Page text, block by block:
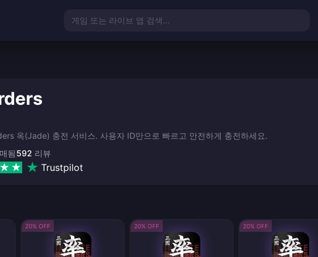
게임 또는 라이브 앱 검색...
옥(Jade) 충전 서비스. 사용자 ID만으로 빠르고 안전하게 충전하세요.
592 리뷰
됨
Trustpilot
20% OFF 20% OFF 20% OFF